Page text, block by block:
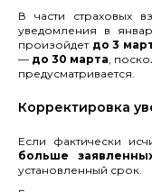
В части страховых
уведомления в
произойдет до 3
— до 30 марта,
предусматривается.
Корректировка
Если фактически
больше
установленный срок.